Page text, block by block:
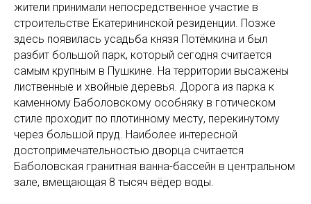
жители принимали непосредственное участие в
строительстве Екатерининской резиденции. Позже
здесь появилась усадьба князя Потёмкина и был
разбит большой парк, который сегодня считается
самым крупным в Пушкине. На территории высажены
лиственные и хвойные деревья. Дорога из парка к
каменному Баболовскому особняку в готическом
стиле проходит по плотинному месту, перекинутому
через большой пруд. Наиболее интересной
достопримечательностью дворца считается
Баболовская гранитная ванна-бассейн в центральном
зале, вмещающая 8 тысяч вёдер воды.